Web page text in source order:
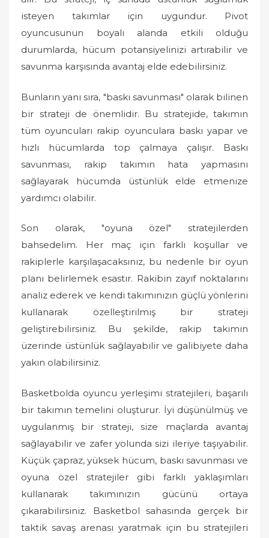
isteyen takımlar için uygundur. Pivot
oyuncusunun boyalı alanda etkili olduğu
durumlarda, hücum potansiyelinizi artırabilir ve
savunma karşısında avantaj elde edebilirsiniz.
Bunların yanı sıra, "baskı savunması" olarak bilinen
bir strateji de önemlidir. Bu stratejide, takımın
tüm oyuncuları rakip oyunculara baskı yapar ve
hızlı hücumlarda top çalmaya çalışır. Baskı
savunması, rakip takımın hata yapmasını
sağlayarak hücumda üstünlük elde etmenize
yardımcı olabilir.
Son olarak, "oyuna özel" stratejilerden
bahsedelim. Her maç için farklı koşullar ve
rakiplerle karşılaşacaksınız, bu nedenle bir oyun
planı belirlemek esastır. Rakibin zayıf noktalarını
analiz ederek ve kendi takımınızın güçlü yönlerini
kullanarak özelleştirilmiş bir strateji
geliştirebilirsiniz. Bu şekilde, rakip takımın
üzerinde üstünlük sağlayabilir ve galibiyete daha
yakın olabilirsiniz.
Basketbolda oyuncu yerleşimi stratejileri, başarılı
bir takımın temelini oluşturur. İyi düşünülmüş ve
uygulanmış bir strateji, size maçlarda avantaj
sağlayabilir ve zafer yolunda sizi ileriye taşıyabilir.
Küçük çapraz, yüksek hücum, baskı savunması ve
oyuna özel stratejiler gibi farklı yaklaşımları
kullanarak takımınızın gücünü ortaya
çıkarabilirsiniz. Basketbol sahasında gerçek bir
taktik savaş arenası yaratmak için bu stratejileri